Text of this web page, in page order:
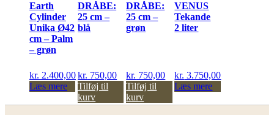
Earth
Cylinder
Unika Ø42
cm – Palm
– grøn
kr. 2.400,00
Læs mere
DRÅBE:
25 cm –
blå
kr. 750,00
Tilføj til
kurv
DRÅBE:
25 cm –
grøn
kr. 750,00
Tilføj til
kurv
VENUS
Tekande
2 liter
kr. 3.750,00
Læs mere